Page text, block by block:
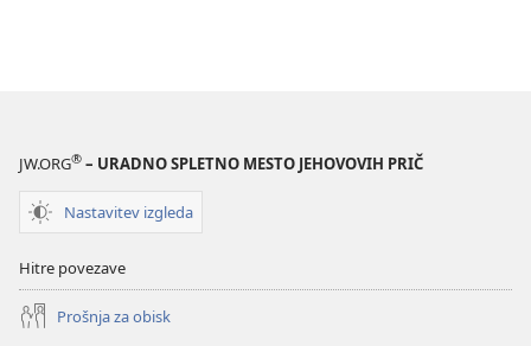
JW.ORG® – URADNO SPLETNO MESTO JEHOVOVIH PRIČ
Nastavitev izgleda
Hitre povezave
Prošnja za obisk